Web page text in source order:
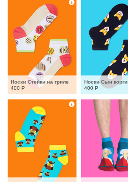
Носки Стейки на гриле
400 Р
Носки Сын корги
400 Р